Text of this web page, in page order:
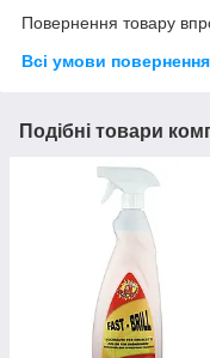
Повернення товару
Всі умови повернення
Подібні товари